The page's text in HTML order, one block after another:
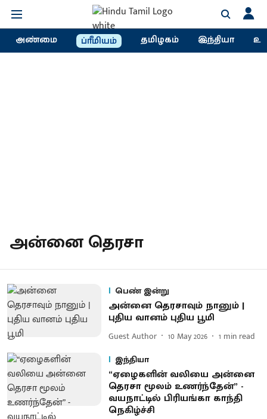
அண்மை ப்ரீமியம் தமிழகம் இந்தியா
அன்னை தெரசா
பெண் இன்று
அன்னை தெரசாவும் நானும் |
புதிய வானம் புதிய பூமி
Guest Author 10 May 2026 1 min read
இந்தியா
“ஏழைகளின் வலியை அன்னை
தெரசா மூலம் உணர்ந்தேன்” -
வயநாட்டில் பிரியங்கா காந்தி
நெகிழ்ச்சி